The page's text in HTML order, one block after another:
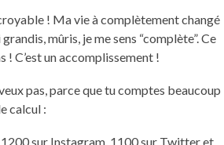
! Ma vie à complètement changé
mûris, je me sens “complète”. Ce
! C’est un accomplissement !
pas, parce que tu comptes beaucoup
calcul :
sur Instagram, 1100 sur Twitter et